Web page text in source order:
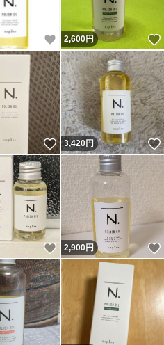
いいね！
2,600円
いいね！
3,420円
いいね！
2,900円